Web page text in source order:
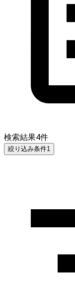
検索結果4件
絞り込み条件1